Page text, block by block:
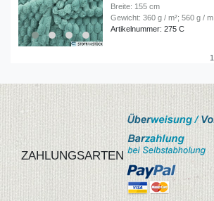
Breite: 155 cm
Gewicht: 360 g / m²; 560 g / m
Artikelnummer: 275 C
1
ZAHLUNGSARTEN